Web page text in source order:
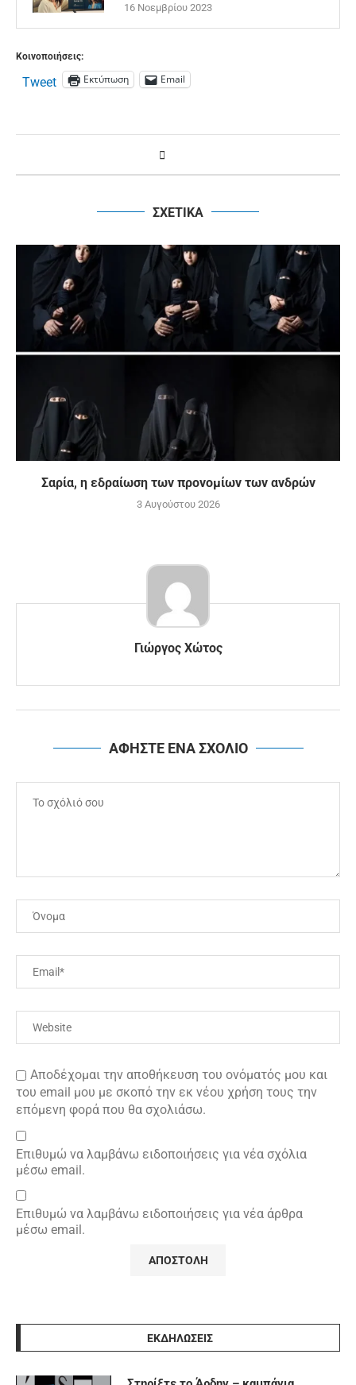
16 Νοεμβρίου 2023
Κοινοποιήσεις:
Tweet Εκτύπωση Email
ΣΧΕΤΙΚΑ
Σαρία, η εδραίωση των προνομίων των ανδρών
3 Αυγούστου 2026
Γιώργος Χώτος
ΑΦΗΣΤΕ ΕΝΑ ΣΧΟΛΙΟ
Αποδέχομαι την αποθήκευση του ονόματός μου και
του email μου με σκοπό την εκ νέου χρήση τους την
επόμενη φορά που θα σχολιάσω.
Επιθυμώ να λαμβάνω ειδοποιήσεις για νέα σχόλια
μέσω email.
Επιθυμώ να λαμβάνω ειδοποιήσεις για νέα άρθρα
μέσω email.
ΕΚΔΗΛΩΣΕΙΣ